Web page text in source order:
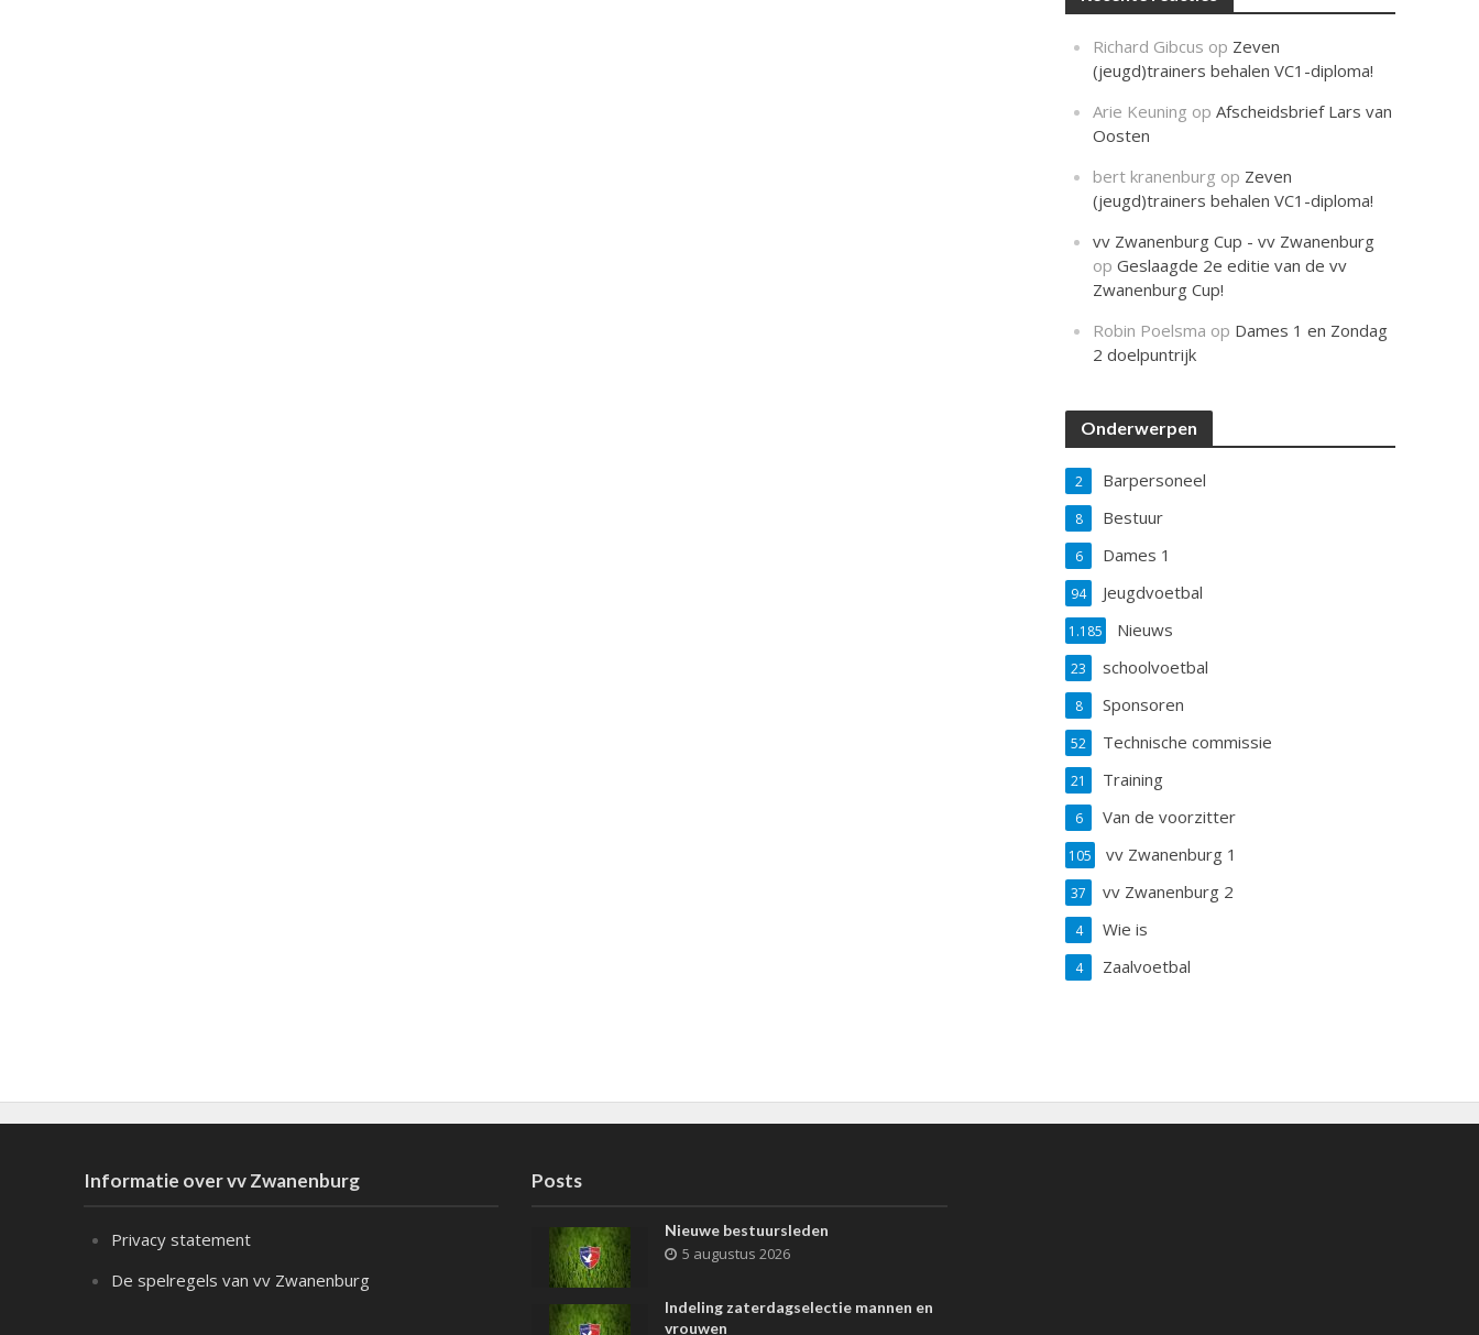
Richard Gibcus op Zeven
(jeugd)trainers behalen VC1-diploma!
Arie Keuning opAfscheidsbrief Lars van
Oosten
bert kranenburg op Zeven
(jeugd)trainers behalen VC1-diploma!
vv Zwanenburg Cup - vv Zwanenburg
opGeslaagde 2e editie van de vv
Zwanenburg Cup!
Robin Poelsma op Dames 1 en Zondag
2 doelpuntrijk
Onderwerpen
Barpersoneel
2
Bestuur
8
Dames 1
6
Jeugdvoetbal
94
Nieuws
1.185
schoolvoetbal
23
Sponsoren
8
Technische commissie
52
Training
21
Van de voorzitter
6
vv Zwanenburg 1
105
vv Zwanenburg 2
37
Wie is
4
Zaalvoetbal
4
Informatie over vv Zwanenburg
Privacy statement
De spelregels van vv Zwanenburg
Posts
Nieuwe bestuursleden
5 augustus 2026
Indeling zaterdagselectie mannen en
vrouwen